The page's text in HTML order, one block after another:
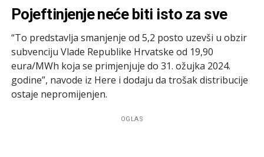
Pojeftinjenje neće biti isto za sve
“To predstavlja smanjenje od 5,2 posto uzevši u obzir
subvenciju Vlade Republike Hrvatske od 19,90
eura/MWh koja se primjenjuje do 31. ožujka 2024.
godine”, navode iz Here i dodaju da trošak distribucije
ostaje nepromijenjen.
OGLAS